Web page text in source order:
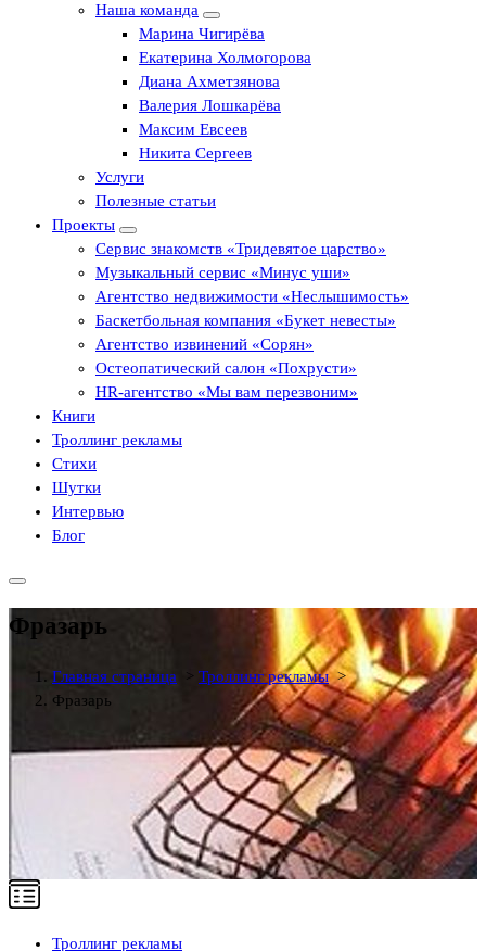
Наша команда
Марина Чигирёва
Екатерина Холмогорова
Диана Ахметзянова
Валерия Лошкарёва
Максим Евсеев
Никита Сергеев
Услуги
Полезные статьи
Проекты
Сервис знакомств «Тридевятое царство»
Музыкальный сервис «Минус уши»
Агентство недвижимости «Неслышимость»
Баскетбольная компания «Букет невесты»
Агентство извинений «Сорян»
Остеопатический салон «Похрусти»
HR-агентство «Мы вам перезвоним»
Книги
Троллинг рекламы
Стихи
Шутки
Интервью
Блог
Фразарь
Главная страница > Троллинг рекламы>
Фразарь
Троллинг рекламы